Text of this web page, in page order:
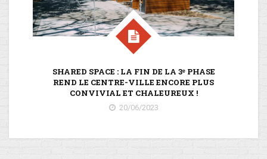
SHARED SPACE : LA FIN DE LA 3ᵉ PHASE
REND LE CENTRE-VILLE ENCORE PLUS
CONVIVIAL ET CHALEUREUX !
20/06/2023